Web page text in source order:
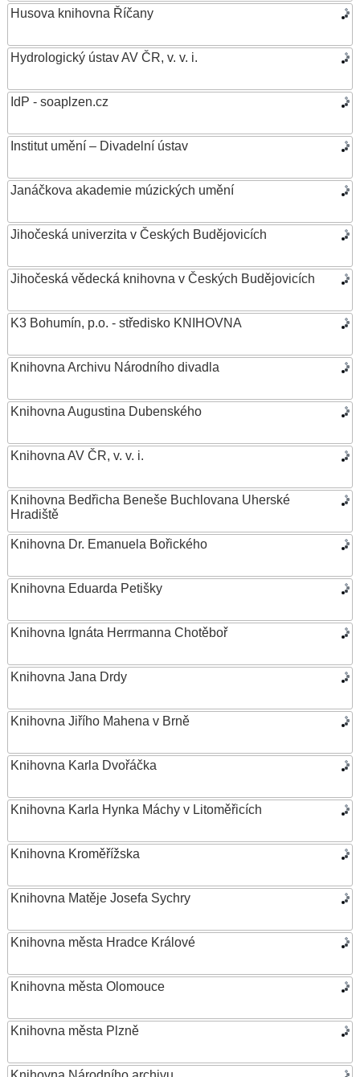
Husova knihovna Říčany
Hydrologický ústav AV ČR, v. v. i.
IdP - soaplzen.cz
Institut umění – Divadelní ústav
Janáčkova akademie múzických umění
Jihočeská univerzita v Českých Budějovicích
Jihočeská vědecká knihovna v Českých Budějovicích
K3 Bohumín, p.o. - středisko KNIHOVNA
Knihovna Archivu Národního divadla
Knihovna Augustina Dubenského
Knihovna AV ČR, v. v. i.
Knihovna Bedřicha Beneše Buchlovana Uherské
Hradiště
Knihovna Dr. Emanuela Bořického
Knihovna Eduarda Petišky
Knihovna Ignáta Herrmanna Chotěboř
Knihovna Jana Drdy
Knihovna Jiřího Mahena v Brně
Knihovna Karla Dvořáčka
Knihovna Karla Hynka Máchy v Litoměřicích
Knihovna Kroměřížska
Knihovna Matěje Josefa Sychry
Knihovna města Hradce Králové
Knihovna města Olomouce
Knihovna města Plzně